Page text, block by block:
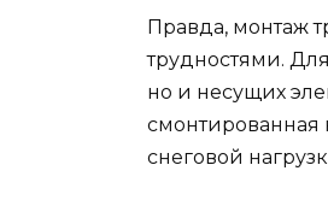
Правда, монтаж
трудностями.
но и несущих
смонтированная
снеговой